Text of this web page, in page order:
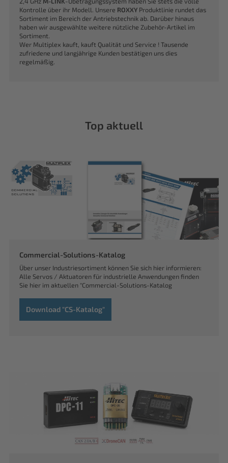
Kontrolle über ihr Modell. Unsere ROXXY Produktlinie rundet das
Sortiment im Bereich der Antriebstechnik ab. Darüber hinaus
haben wir ausgewählte weitere nützliche Zubehör-Artikel im
Sortiment.
Wer Multiplex kauft, kauft Qualität und Service ! Tausende
zufriedene und langjährige Kunden bestätigen uns dies
regelmäßig.
Top aktuell
Commercial-Solutions-Katalog
Über unser Industriesortiment können Sie sich hier informieren:
Alle Servos / Aktuatoren für industrielle Anwendungen finden
Sie hier im aktuellen "Commercial-Solutions-Katalog
Download "CS-Katalog"